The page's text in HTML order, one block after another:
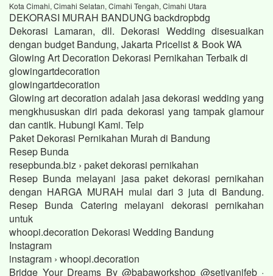
Kota Cimahi, Cimahi Selatan, Cimahi Tengah, Cimahi Utara
DEKORASI MURAH BANDUNG backdropbdg
Dekorasi Lamaran, dll. Dekorasi Wedding disesuaikan
dengan budget Bandung, Jakarta Pricelist & Book WA
Glowing Art Decoration Dekorasi Pernikahan Terbaik di
glowingartdecoration
glowingartdecoration
Glowing art decoration adalah jasa dekorasi wedding yang
mengkhususkan diri pada dekorasi yang tampak glamour
dan cantik. Hubungi Kami. Telp
Paket Dekorasi Pernikahan Murah di Bandung
Resep Bunda
resepbunda.biz › paket dekorasi pernikahan
Resep Bunda melayani jasa paket dekorasi pernikahan
dengan HARGA MURAH mulai dari 3 juta di Bandung.
Resep Bunda Catering melayani dekorasi pernikahan
untuk
whoopi.decoration Dekorasi Wedding Bandung
Instagram
instagram › whoopi.decoration
Bridge Your Dreams By @babaworkshop @setiyanifeb ·